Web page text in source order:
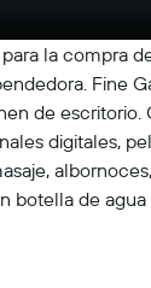
la compra
Fine
de
digitales,
botella de